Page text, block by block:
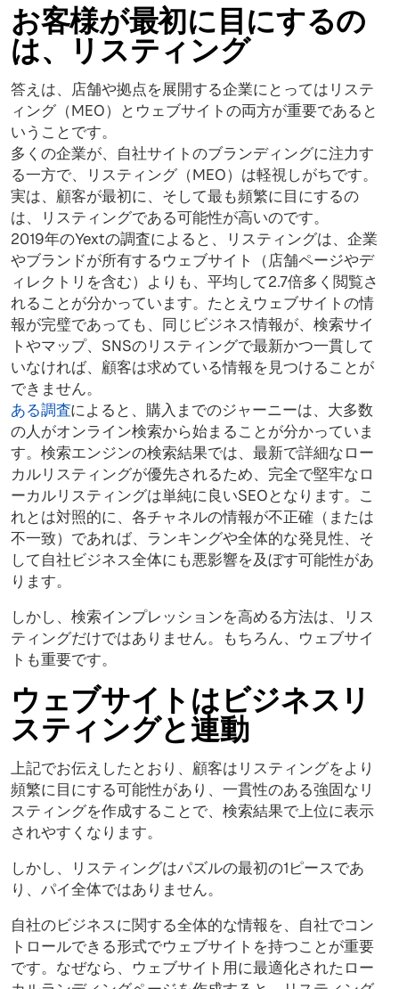
お客様が最初に目にするの
は、リスティング
答えは、店舗や拠点を展開する企業にとってはリステ
ィング（MEO）とウェブサイトの両方が重要であると
いうことです。
多くの企業が、自社サイトのブランディングに注力す
る一方で、リスティング（MEO）は軽視しがちです。
実は、顧客が最初に、そして最も頻繁に目にするの
は、リスティングである可能性が高いのです。
2019年のYextの調査によると、リスティングは、企業
やブランドが所有するウェブサイト（店舗ページやデ
ィレクトリを含む）よりも、平均して2.7倍多く閲覧さ
れることが分かっています。たとえウェブサイトの情
報が完璧であっても、同じビジネス情報が、検索サイ
トやマップ、SNSのリスティングで最新かつ一貫して
いなければ、顧客は求めている情報を見つけることが
できません。
ある調査によると、購入までのジャーニーは、大多数
の人がオンライン検索から始まることが分かっていま
す。検索エンジンの検索結果では、最新で詳細なロー
カルリスティングが優先されるため、完全で堅牢なロ
ーカルリスティングは単純に良いSEOとなります。こ
れとは対照的に、各チャネルの情報が不正確（または
不一致）であれば、ランキングや全体的な発見性、そ
して自社ビジネス全体にも悪影響を及ぼす可能性があ
ります。
しかし、検索インプレッションを高める方法は、リス
ティングだけではありません。もちろん、ウェブサイ
トも重要です。
ウェブサイトはビジネスリ
スティングと連動
上記でお伝えしたとおり、顧客はリスティングをより
頻繁に目にする可能性があり、一貫性のある強固なリ
スティングを作成することで、検索結果で上位に表示
されやすくなります。
しかし、リスティングはパズルの最初の1ピースであ
り、パイ全体ではありません。
自社のビジネスに関する全体的な情報を、自社でコン
トロールできる形式でウェブサイトを持つことが重要
です。なぜなら、ウェブサイト用に最適化されたロー